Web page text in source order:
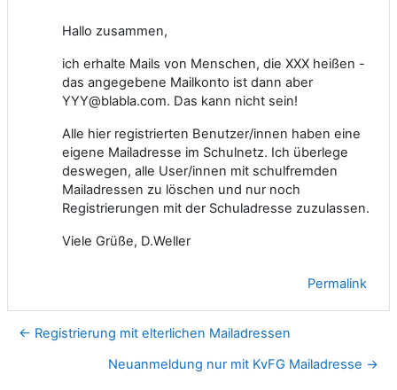
Hallo zusammen,
ich erhalte Mails von Menschen, die XXX heißen -
das angegebene Mailkonto ist dann aber
YYY@blabla.com. Das kann nicht sein!
Alle hier registrierten Benutzer/innen haben eine
eigene Mailadresse im Schulnetz. Ich überlege
deswegen, alle User/innen mit schulfremden
Mailadressen zu löschen und nur noch
Registrierungen mit der Schuladresse zuzulassen.
Viele Grüße, D.Weller
Permalink
← Registrierung mit elterlichen Mailadressen
Neuanmeldung nur mit KvFG Mailadresse →